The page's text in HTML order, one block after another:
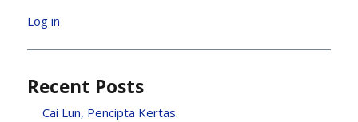
Log in
Recent Posts
Cai Lun, Pencipta Kertas.